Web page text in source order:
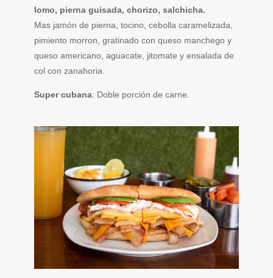
lomo, pierna guisada, chorizo, salchicha.
Mas jamón de pierna, tocino, cebolla caramelizada,
pimiento morron, gratinado con queso manchego y
queso americano, aguacate, jitomate y ensalada de
col con zanahoria.
Super cubana: Doble porción de carne.